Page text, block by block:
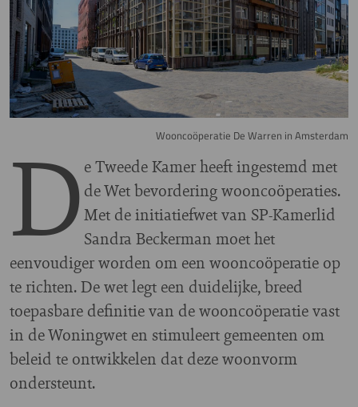
Wooncoöperatie De Warren in Amsterdam
D e Tweede Kamer heeft ingestemd met
de Wet bevordering wooncoöperaties.
Met de initiatiefwet van SP-Kamerlid
Sandra Beckerman moet het
eenvoudiger worden om een wooncoöperatie op
te richten. De wet legt een duidelijke, breed
toepasbare definitie van de wooncoöperatie vast
in de Woningwet en stimuleert gemeenten om
beleid te ontwikkelen dat deze woonvorm
ondersteunt.